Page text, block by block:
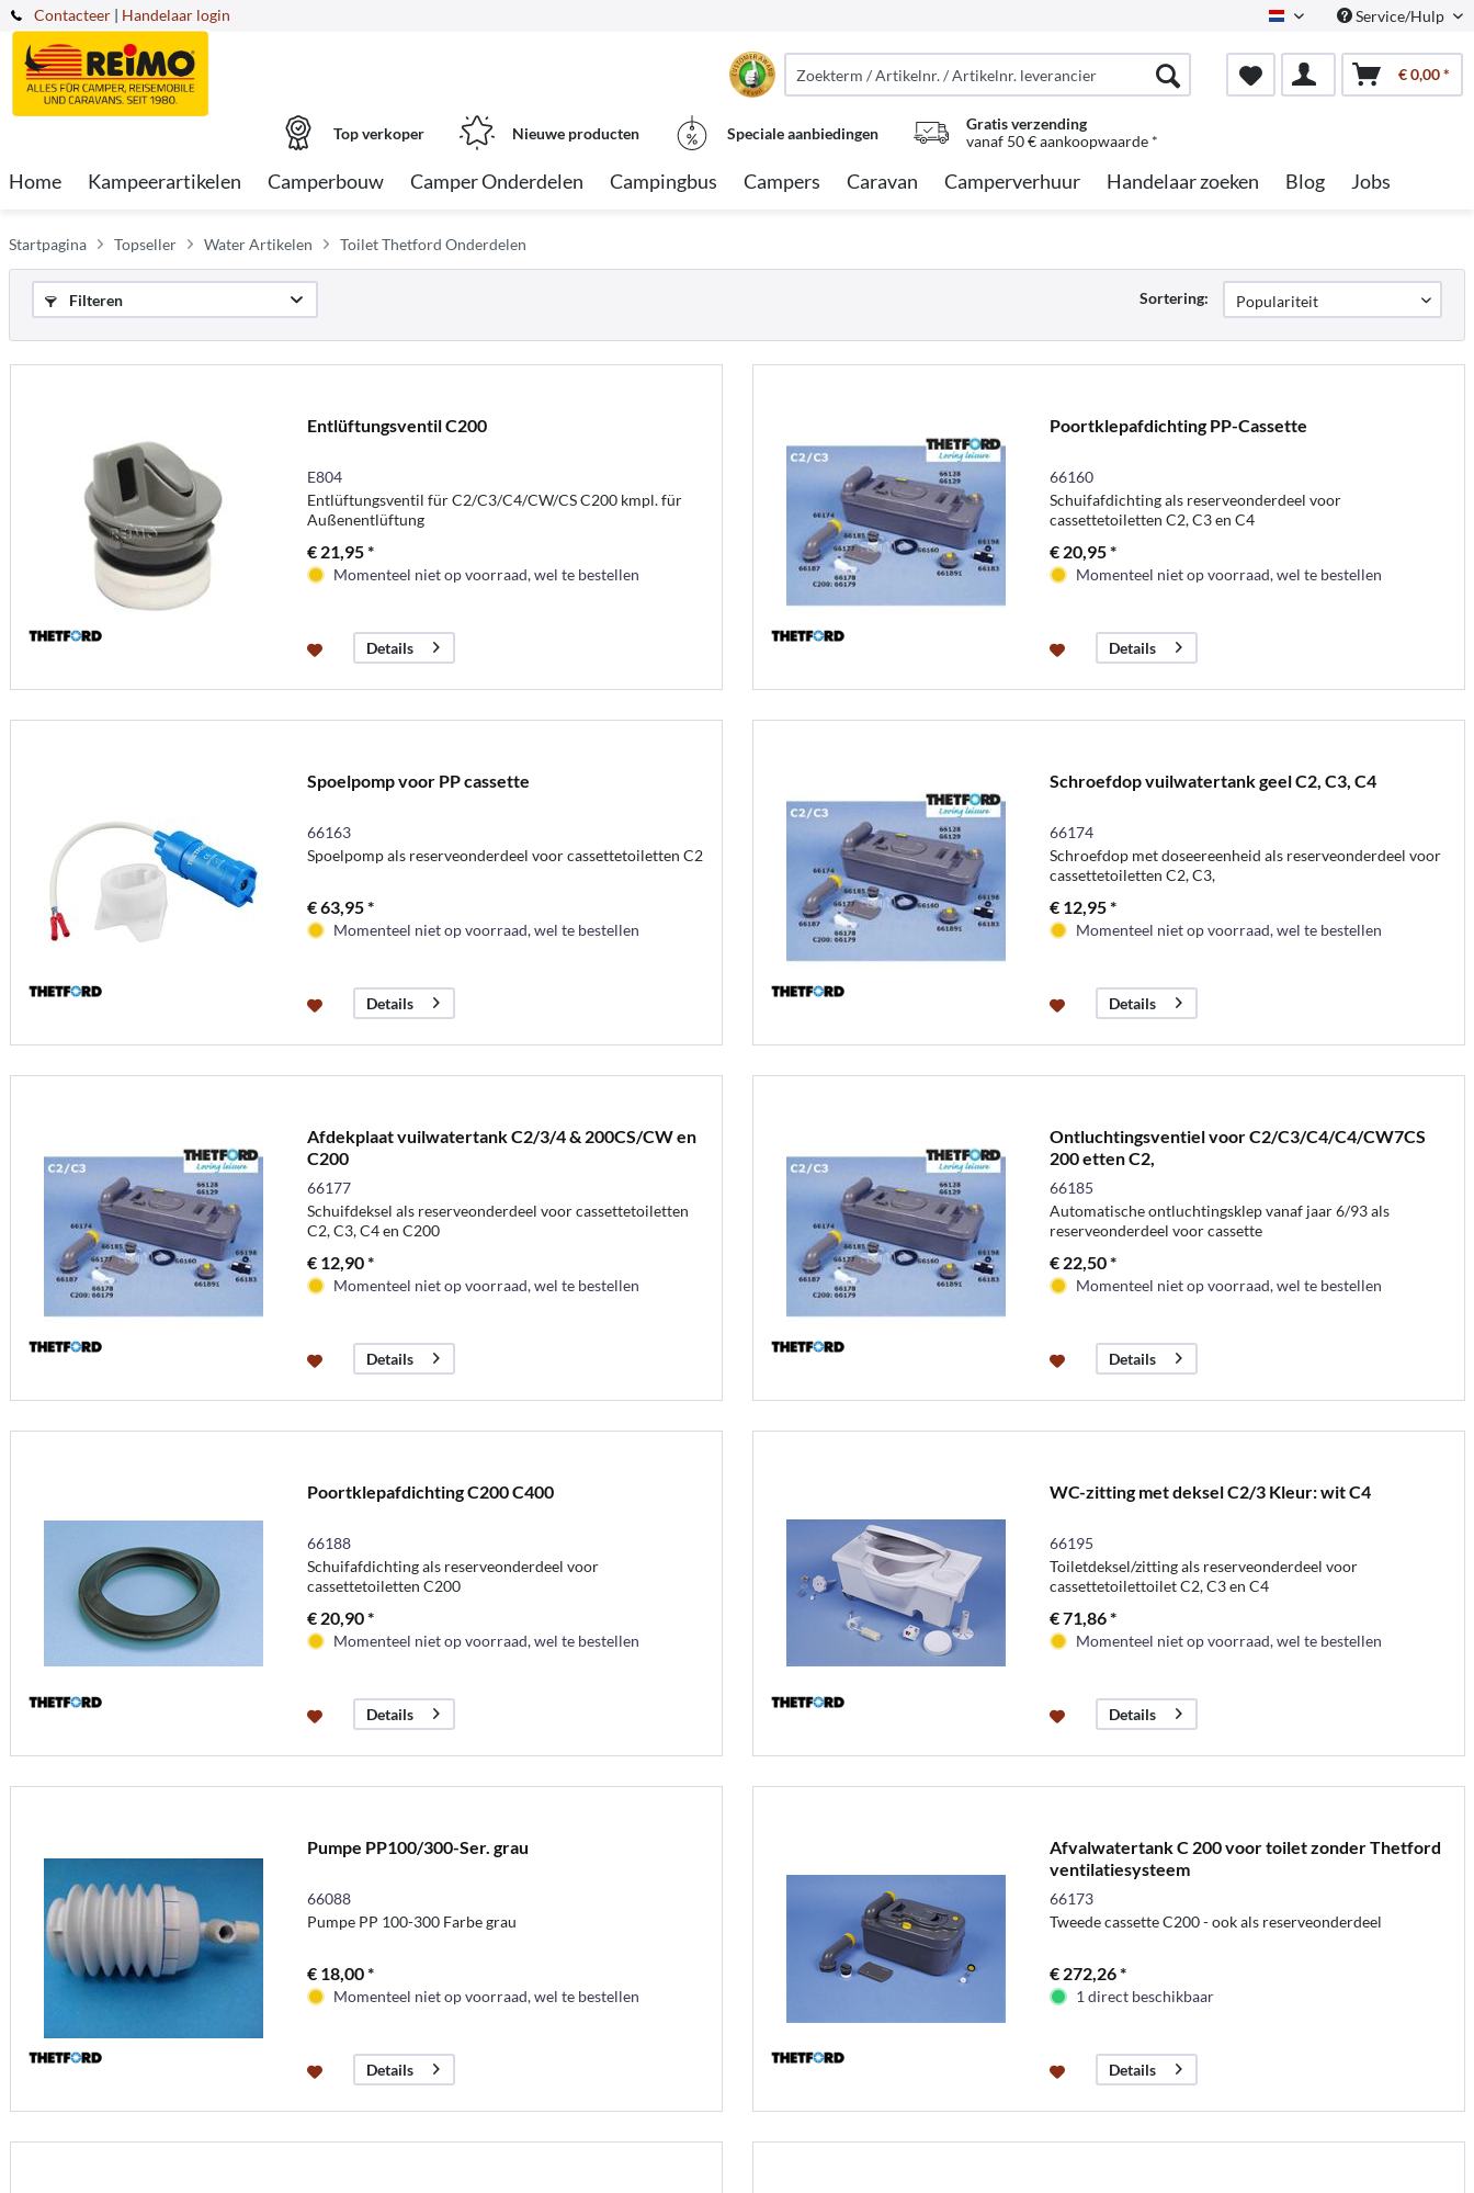
Contacteer Dutch Service/Hulp
| Handelaar login
€ 0,00 *
Top verkoper Nieuwe producten Speciale aanbiedingen
Gratis verzending
vanaf 50 € aankoopwaarde *
Home Kampeerartikelen Camperbouw Camper Onderdelen Campingbus Campers Caravan Camperverhuur Handelaar zoeken Blog Jobs
Startpagina Topseller Water Artikelen Toilet Thetford Onderdelen
Filteren Sortering:
Entlüftungsventil C200
E804
Entlüftungsventil für C2/C3/C4/CW/CS C200 kmpl. für
Außenentlüftung
€ 21,95 *
Momenteel niet op voorraad, wel te bestellen
Details
Poortklepafdichting PP-Cassette
66160
Schuifafdichting als reserveonderdeel voor
cassettetoiletten C2, C3 en C4
€ 20,95 *
Momenteel niet op voorraad, wel te bestellen
Details
Spoelpomp voor PP cassette
66163
Spoelpomp als reserveonderdeel voor cassettetoiletten C2
€ 63,95 *
Momenteel niet op voorraad, wel te bestellen
Details
Schroefdop vuilwatertank geel C2, C3, C4
66174
Schroefdop met doseereenheid als reserveonderdeel voor
cassettetoiletten C2, C3,
€ 12,95 *
Momenteel niet op voorraad, wel te bestellen
Details
Afdekplaat vuilwatertank C2/3/4 & 200CS/CW en
C200
66177
Schuifdeksel als reserveonderdeel voor cassettetoiletten
C2, C3, C4 en C200
€ 12,90 *
Momenteel niet op voorraad, wel te bestellen
Details
Ontluchtingsventiel voor C2/C3/C4/C4/CW7CS
200 etten C2,
66185
Automatische ontluchtingsklep vanaf jaar 6/93 als
reserveonderdeel voor cassette
€ 22,50 *
Momenteel niet op voorraad, wel te bestellen
Details
Poortklepafdichting C200 C400
66188
Schuifafdichting als reserveonderdeel voor
cassettetoiletten C200
€ 20,90 *
Momenteel niet op voorraad, wel te bestellen
Details
WC-zitting met deksel C2/3 Kleur: wit C4
66195
Toiletdeksel/zitting als reserveonderdeel voor
cassettetoilettoilet C2, C3 en C4
€ 71,86 *
Momenteel niet op voorraad, wel te bestellen
Details
Pumpe PP100/300-Ser. grau
66088
Pumpe PP 100-300 Farbe grau
€ 18,00 *
Momenteel niet op voorraad, wel te bestellen
Details
Afvalwatertank C 200 voor toilet zonder Thetford
ventilatiesysteem
66173
Tweede cassette C200 - ook als reserveonderdeel
€ 272,26 *
1 direct beschikbaar
Details